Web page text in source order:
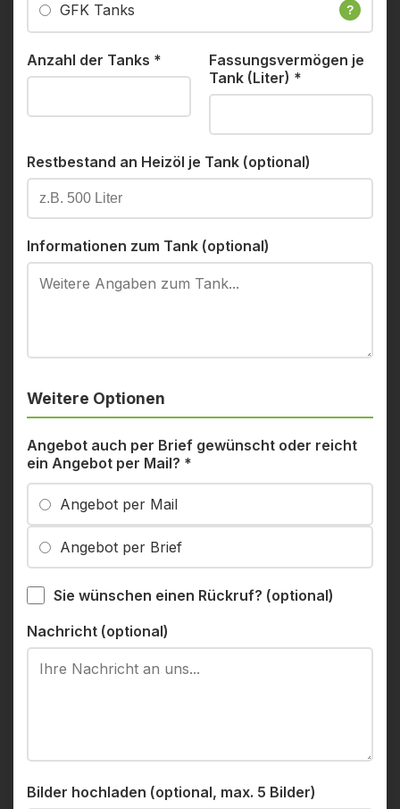
GFK Tanks ?
Anzahl der Tanks *
Fassungsvermögen je
Tank (Liter) *
Restbestand an Heizöl je Tank (optional)
Informationen zum Tank (optional)
Weitere Optionen
Angebot auch per Brief gewünscht oder reicht
ein Angebot per Mail? *
Angebot per Mail
Angebot per Brief
Sie wünschen einen Rückruf? (optional)
Nachricht (optional)
Bilder hochladen (optional, max. 5 Bilder)